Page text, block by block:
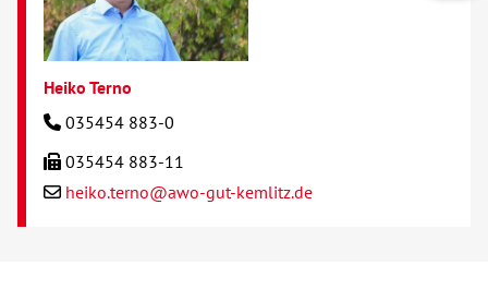
Heiko Terno
035454 883-0
035454 883-11
heiko.terno@awo-gut-kemlitz.de